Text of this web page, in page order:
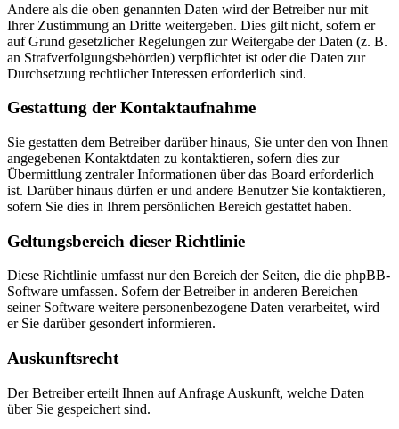
Andere als die oben genannten Daten wird der Betreiber nur mit
Ihrer Zustimmung an Dritte weitergeben. Dies gilt nicht, sofern er
auf Grund gesetzlicher Regelungen zur Weitergabe der Daten (z. B.
an Strafverfolgungsbehörden) verpflichtet ist oder die Daten zur
Durchsetzung rechtlicher Interessen erforderlich sind.
Gestattung der Kontaktaufnahme
Sie gestatten dem Betreiber darüber hinaus, Sie unter den von Ihnen
angegebenen Kontaktdaten zu kontaktieren, sofern dies zur
Übermittlung zentraler Informationen über das Board erforderlich
ist. Darüber hinaus dürfen er und andere Benutzer Sie kontaktieren,
sofern Sie dies in Ihrem persönlichen Bereich gestattet haben.
Geltungsbereich dieser Richtlinie
Diese Richtlinie umfasst nur den Bereich der Seiten, die die phpBB-
Software umfassen. Sofern der Betreiber in anderen Bereichen
seiner Software weitere personenbezogene Daten verarbeitet, wird
er Sie darüber gesondert informieren.
Auskunftsrecht
Der Betreiber erteilt Ihnen auf Anfrage Auskunft, welche Daten
über Sie gespeichert sind.